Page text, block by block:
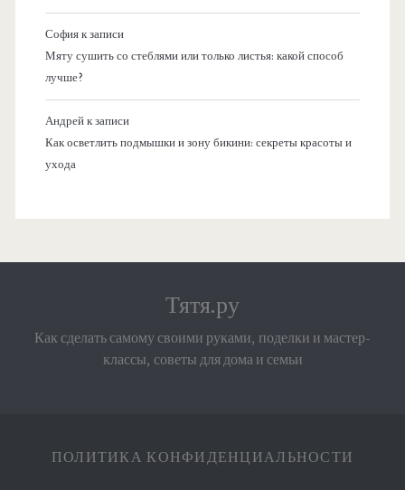
Софияк записи
Мяту сушить со стеблями или только листья: какой способ
лучше?
Андрейк записи
Как осветлить подмышки и зону бикини: секреты красоты и
ухода
Тятя.ру
Как сделать самому своими руками, поделки и мастер-
классы, советы для дома и семьи
ПОЛИТИКА КОНФИДЕНЦИАЛЬНОСТИ